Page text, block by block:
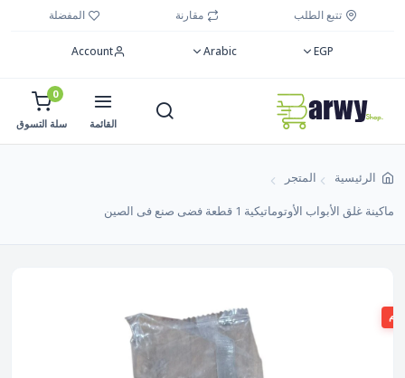
تتبع الطلب مقارنة المفضلة
EGP
Arabic
Account
القائمة
0
سلة التسوق
الرئيسية المتجر
ماكينة غلق الأبواب الأوتوماتيكية 1 قطعة فضى صنع فى الصين